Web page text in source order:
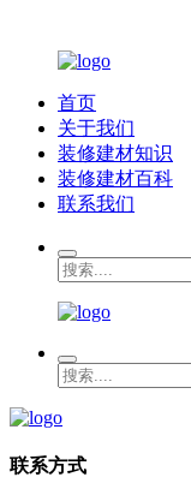
首页
关于我们
装修建材知识
装修建材百科
联系我们
联系方式